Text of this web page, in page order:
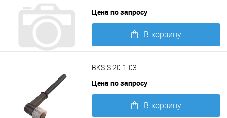
Цена по запросу
В корзину
BKS-S 20-1-03
Цена по запросу
В корзину